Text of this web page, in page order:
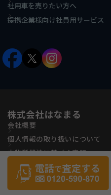
社用車を売りたい方へ
提携企業様向け社員用サービス
株式会社はなまる
会社概要
個人情報の取り扱いについて
古物営業法に基づく表記
反社会的勢力に対する基本方針
サイトマップ